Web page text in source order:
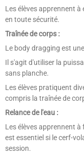
Les élèves apprennent
en toute sécurité.
Traînée de corps :
Le body dragging est
Il s'agit d'utiliser la
sans planche.
Les élèves pratiquent
compris la traînée de
Relance de l'eau :
Les élèves apprennent à
est essentiel si le cerf-
session.